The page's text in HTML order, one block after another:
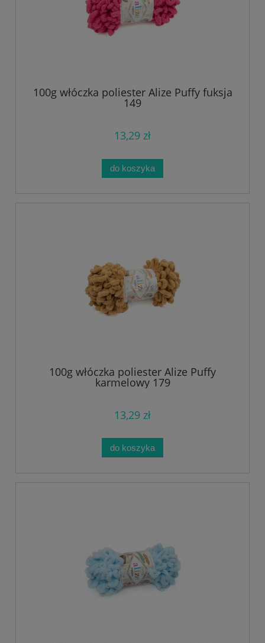
100g włóczka poliester Alize Puffy fuksja
149
13,29 zł
do koszyka
100g włóczka poliester Alize Puffy
karmelowy 179
13,29 zł
do koszyka